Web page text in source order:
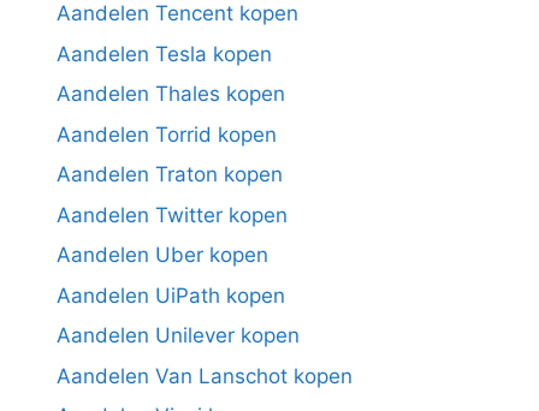
Aandelen Tencent kopen
Aandelen Tesla kopen
Aandelen Thales kopen
Aandelen Torrid kopen
Aandelen Traton kopen
Aandelen Twitter kopen
Aandelen Uber kopen
Aandelen UiPath kopen
Aandelen Unilever kopen
Aandelen Van Lanschot kopen